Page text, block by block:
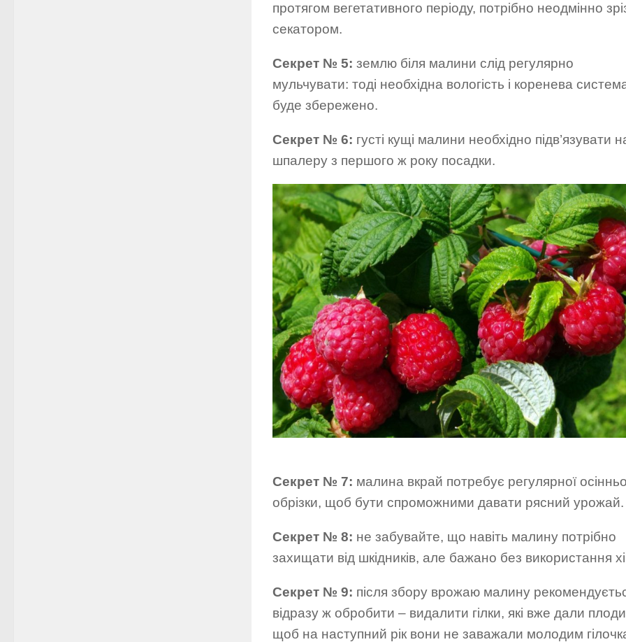
протягом вегетативного періоду, потрібно неодмінно
секатором.
Секрет № 5: землю біля малини слід регулярно
мульчувати: тоді необхідна вологість і коренева
буде збережено.
Секрет № 6: густі кущі малини необхідно підв’язувати
шпалеру з першого ж року посадки.
Секрет № 7: малина вкрай потребує регулярної
обрізки, щоб бути спроможними давати рясний урожай.
Секрет № 8: не забувайте, що навіть малину потрібно
захищати від шкідників, але бажано без використання
Секрет № 9: після збору врожаю малину
відразу ж обробити – видалити гілки, які вже дали
щоб на наступний рік вони не заважали молодим